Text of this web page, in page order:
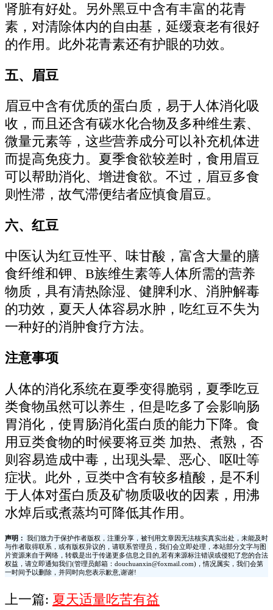
肾脏有好处。另外黑豆中含有丰富的花青
素，对清除体内的自由基，延缓衰老有很好
的作用。此外花青素还有护眼的功效。
五、眉豆
眉豆中含有优质的蛋白质，易于人体消化吸
收，而且还含有碳水化合物及多种维生素、
微量元素等，这些营养成分可以补充机体进
而提高免疫力。夏季食欲较差时，食用眉豆
可以帮助消化、增进食欲。不过，眉豆多食
则性滞，故气滞便结者应慎食眉豆。
六、红豆
中医认为红豆性平、味甘酸，富含大量的膳
食纤维和钾、B族维生素等人体所需的营养
物质，具有清热除湿、健脾利水、消肿解毒
的功效，夏天人体容易水肿，吃红豆不失为
一种好的消肿食疗方法。
注意事项
人体的消化系统在夏季变得脆弱，夏季吃豆
类食物虽然可以养生，但是吃多了会影响肠
胃消化，使胃肠消化蛋白质的能力下降。食
用豆类食物的时候要将豆类 加热、煮熟，否
则容易造成中毒，出现头晕、恶心、呕吐等
症状。此外，豆类中含有较多植酸，是不利
于人体对蛋白质及矿物质吸收的因素，用沸
水焯后或煮蒸均可降低其作用。
声明：
我们致力于保护作者版权，注重分享，被刊用文章因无法核实真实出处，未能及时
与作者取得联系，或有版权异议的，请联系管理员，我们会立即处理，本站部分文字与图
片资源来自于网络，转载是出于传递更多信息之目的,若有来源标注错误或侵犯了您的合法
权益，请立即通知我们(管理员邮箱：douchuanxin@foxmail.com)，情况属实，我们会第
一时间予以删除，并同时向您表示歉意,谢谢!
上一篇: 夏天适量吃苦有益